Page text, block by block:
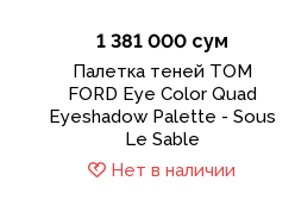
1 381 000 сум
Палетка теней TOM
FORD Eye Color Quad
Eyeshadow Palette - Sous
Le Sable
Нет в наличии